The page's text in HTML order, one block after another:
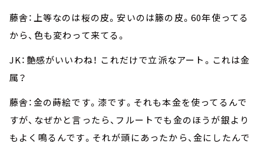
藤舎：上等なのは桜の皮。安いのは籐の皮。60年使ってる
から、色も変わって来てる。
JK：艶感がいいわね！ これだけで立派なアート。これは金
属？
藤舎：金の蒔絵です。漆です。それも本金を使ってるんで
すが、なぜかと言ったら、フルートでも金のほうが銀より
もよく鳴るんです。それが頭にあったから、金にしたんで